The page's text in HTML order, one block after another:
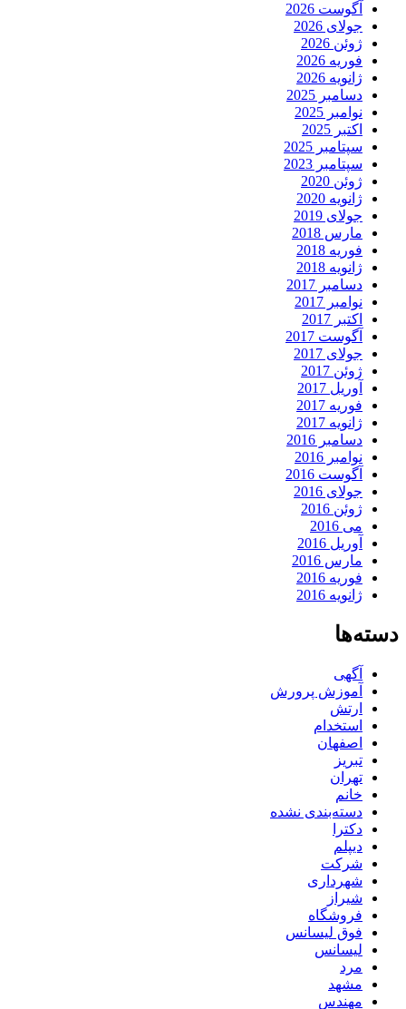
آگوست 2026
جولای 2026
ژوئن 2026
فوریه 2026
ژانویه 2026
دسامبر 2025
نوامبر 2025
اکتبر 2025
سپتامبر 2025
سپتامبر 2023
ژوئن 2020
ژانویه 2020
جولای 2019
مارس 2018
فوریه 2018
ژانویه 2018
دسامبر 2017
نوامبر 2017
اکتبر 2017
آگوست 2017
جولای 2017
ژوئن 2017
آوریل 2017
فوریه 2017
ژانویه 2017
دسامبر 2016
نوامبر 2016
آگوست 2016
جولای 2016
ژوئن 2016
می 2016
آوریل 2016
مارس 2016
فوریه 2016
ژانویه 2016
دسته‌ها
آگهی
آموزش پرورش
ارتش
استخدام
اصفهان
تبریز
تهران
خانم
دسته‌بندی نشده
دکترا
دیپلم
شرکت
شهرداری
شیراز
فروشگاه
فوق لیسانس
لیسانس
مرد
مشهد
مهندس